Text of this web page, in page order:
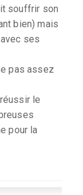
souffrir son
bien) mais
ses
pas assez
le
pour la